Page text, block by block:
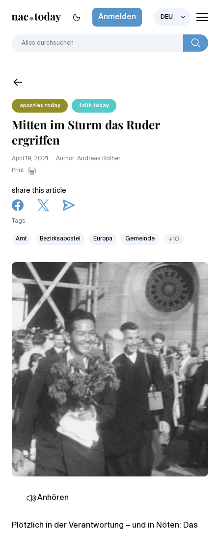
Anmelden DEU
apostles.today faith.today
Mitten im Sturm das Ruder
ergriffen
April 19, 2021
Author: Andreas Rother
Print
share this article
Tags
Amt Bezirksapostel Europa Gemeinde +10
Anhören
Plötzlich in der Verantwortung – und in Nöten: Das